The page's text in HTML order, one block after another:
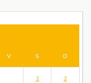
V S D
1 2